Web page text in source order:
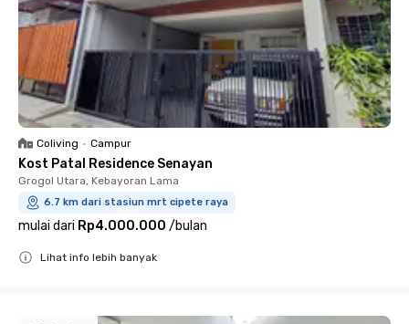
Coliving • Campur
Kost Patal Residence Senayan
Grogol Utara, Kebayoran Lama
6.7 km dari stasiun mrt cipete raya
mulai dari Rp4.000.000 /bulan
Lihat info lebih banyak